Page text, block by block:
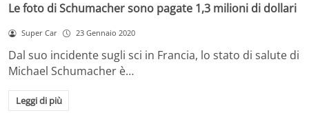
Le foto di Schumacher sono pagate 1,3 milioni di dollari
Super Car 23 Gennaio 2020
Dal suo incidente sugli sci in Francia, lo stato di salute di
Michael Schumacher è…
Leggi di più